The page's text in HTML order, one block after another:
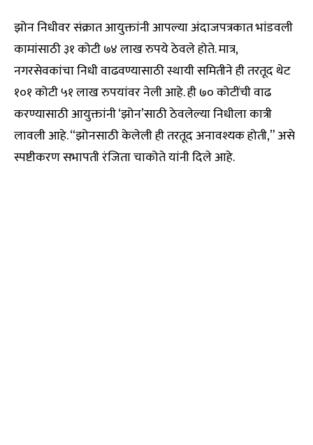
झोन निधीवर संक्रात आयुक्तांनी आपल्या अंदाजपत्रकात भांडवली
कामांसाठी ३१ कोटी ७४ लाख रुपये ठेवले होते. मात्र,
नगरसेवकांचा निधी वाढवण्यासाठी स्थायी समितीने ही तरतूद थेट
१०१ कोटी ५१ लाख रुपयांवर नेली आहे. ही ७० कोटींची वाढ
करण्यासाठी आयुक्तांनी ‘झोन’साठी ठेवलेल्या निधीला कात्री
लावली आहे. “झोनसाठी केलेली ही तरतूद अनावश्यक होती,” असे
स्पष्टीकरण सभापती रंजिता चाकोते यांनी दिले आहे.